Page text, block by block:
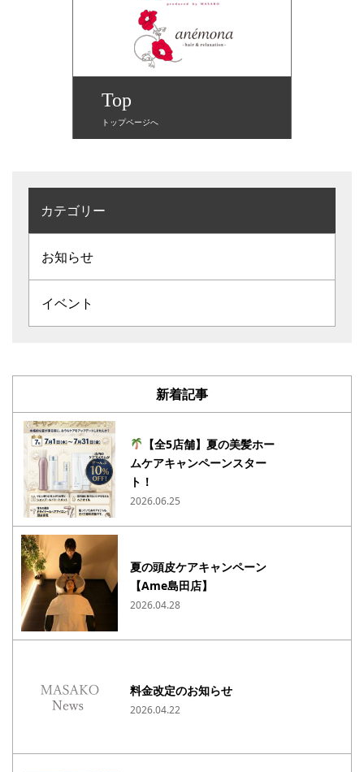
Top
トップページへ
カテゴリー
お知らせ
イベント
新着記事
【全5店舗】夏の美髪ホー
ムケアキャンペーンスター
ト！
2026.06.25
夏の頭皮ケアキャンペーン
【Ame島田店】
2026.04.28
料金改定のお知らせ
2026.04.22